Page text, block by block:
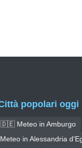
popolari oggi
🇩🇪 Meteo in Amburgo
in Alessandria